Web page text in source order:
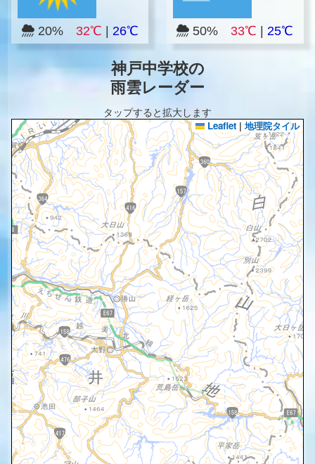
20% 32℃ 26℃ 50%33℃ |25℃
神戸中学校の
雨雲レーダー
タップすると拡大します
Leaflet | 地理院タイル